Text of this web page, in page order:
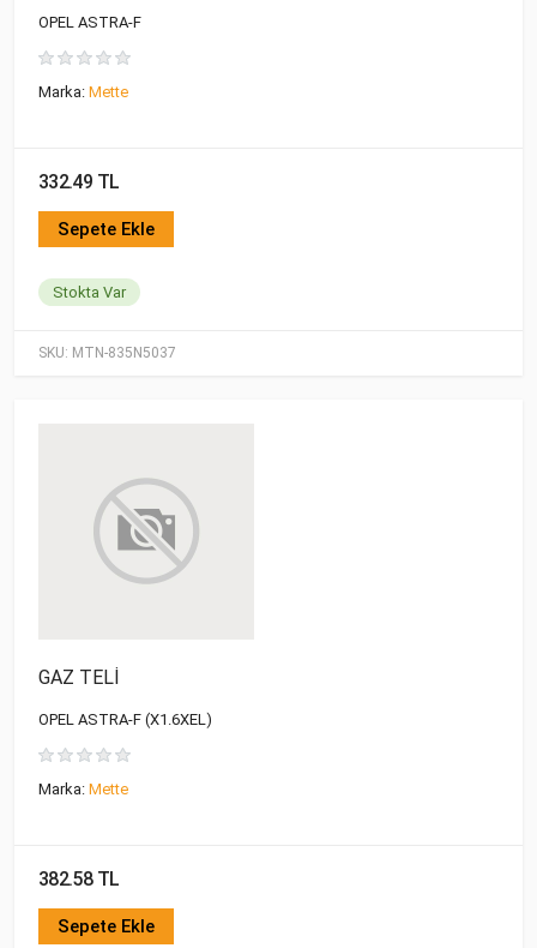
SKU: MTN-835N5037
OPEL ASTRA-F
Marka: Mette
332.49 TL
Sepete Ekle
Stokta Var
GAZ TELİ
OPEL ASTRA-F (X1.6XEL)
Marka: Mette
382.58 TL
Sepete Ekle